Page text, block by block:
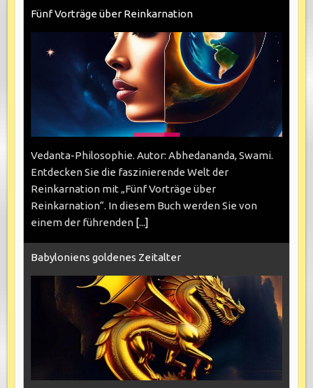
Fünf Vorträge über Reinkarnation
Vedanta-Philosophie. Autor: Abhedananda, Swami.
Entdecken Sie die faszinierende Welt der
Reinkarnation mit „Fünf Vorträge über
Reinkarnation“. In diesem Buch werden Sie von
einem der führenden [...]
Babyloniens goldenes Zeitalter